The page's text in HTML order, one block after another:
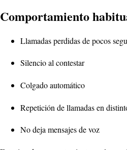
Comportamiento
Llamadas perdidas de pocos
Silencio al contestar
Colgado automático
Repetición de llamadas en
No deja mensajes de voz